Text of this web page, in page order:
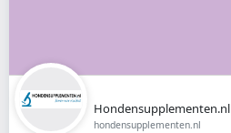
Hondensupplementen.nl
hondensupplementen.nl